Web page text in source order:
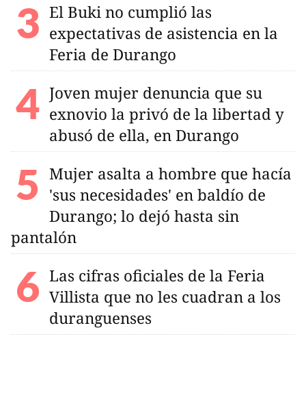
El Buki no cumplió las
expectativas de asistencia en la
Feria de Durango
Joven mujer denuncia que su
exnovio la privó de la libertad y
abusó de ella, en Durango
Mujer asalta a hombre que hacía
'sus necesidades' en baldío de
Durango; lo dejó hasta sin
pantalón
Las cifras oficiales de la Feria
Villista que no les cuadran a los
duranguenses